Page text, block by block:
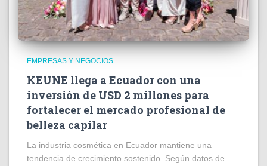
EMPRESAS Y NEGOCIOS
KEUNE llega a Ecuador con una
inversión de USD 2 millones para
fortalecer el mercado profesional de
belleza capilar
La industria cosmética en Ecuador mantiene una
tendencia de crecimiento sostenido. Según datos de